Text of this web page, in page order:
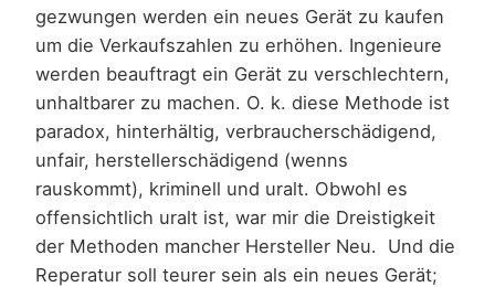
gezwungen werden ein neues Gerät zu kaufen
um die Verkaufszahlen zu erhöhen. Ingenieure
werden beauftragt ein Gerät zu verschlechtern,
unhaltbarer zu machen. O. k. diese Methode ist
paradox, hinterhältig, verbraucherschädigend,
unfair, herstellerschädigend (wenns
rauskommt), kriminell und uralt. Obwohl es
offensichtlich uralt ist, war mir die Dreistigkeit
der Methoden mancher Hersteller Neu. Und die
Reperatur soll teurer sein als ein neues Gerät;